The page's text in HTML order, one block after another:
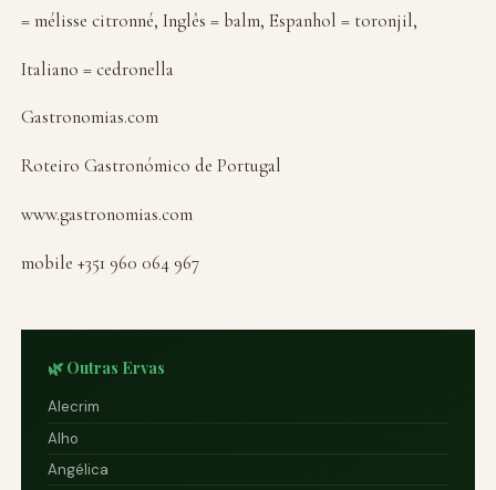
= mélisse citronné, Inglês = balm, Espanhol = toronjil,
Italiano = cedronella
Gastronomias.com
Roteiro Gastronómico de Portugal
www.gastronomias.com
mobile +351 960 064 967
🌿 Outras Ervas
Alecrim
Alho
Angélica